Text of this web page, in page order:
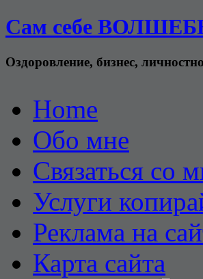
Сам себе
Оздоровление, бизнес,
Home
Обо мне
Связаться со
Услуги
Реклама на
Карта сайта